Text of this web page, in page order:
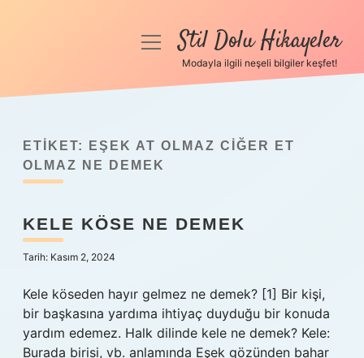
Anasayfa
Yasal Uyarı
menüyüStil Dolu Hikayeler
Modayla ilgili neşeli bilgiler keşfet!
ETIKET:
EŞEK AT OLMAZ CIĞER ET
OLMAZ NE DEMEK
KELE KÖSE NE DEMEK
Tarih: Kasım 2, 2024
Kele köseden hayır gelmez ne demek? [1] Bir kişi,
bir başkasına yardıma ihtiyaç duyduğu bir konuda
yardım edemez. Halk dilinde kele ne demek? Kele:
Burada birisi, vb. anlamında Eşek gözünden bahar